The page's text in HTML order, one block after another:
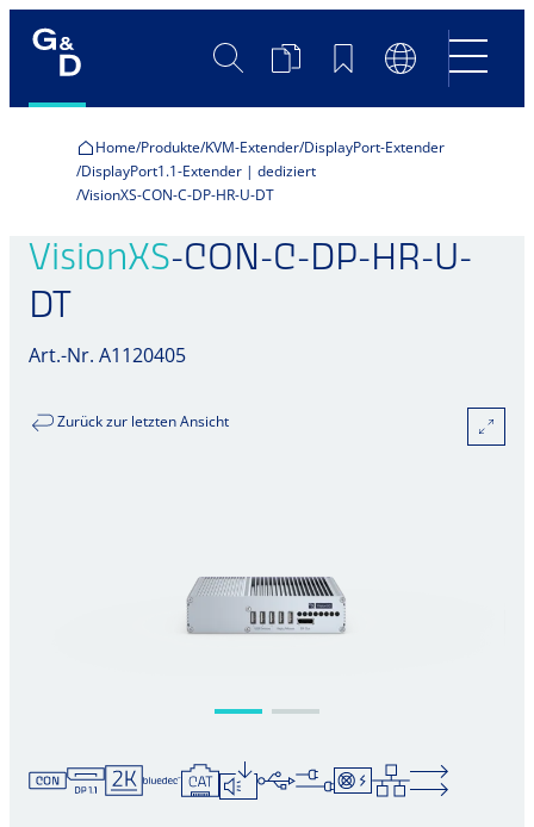
SucheProduktvergleich
Merkliste
Home Produkte KVM-Extender DisplayPort-Extender
DisplayPort1.1-Extender | dediziert
VisionXS-CON-C-DP-HR-U-DT
VisionXS-CON-C-DP-HR-U-
DT
Art.-Nr. A1120405
Zurück zur letzten Ansicht